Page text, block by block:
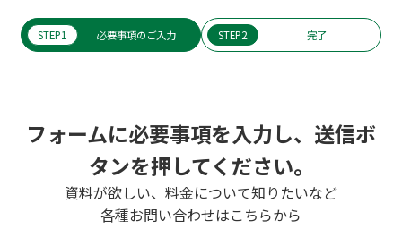
STEP1 必要事項のご入力 STEP2 完了
フォームに必要事項を入力し、送信ボ
タンを押してください。
資料が欲しい、料金について知りたいなど
各種お問い合わせはこちらから